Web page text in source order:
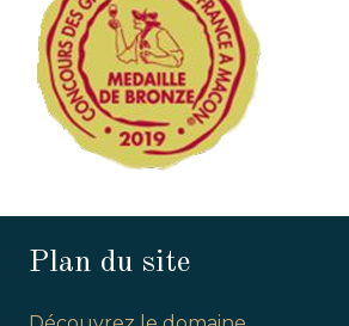
Plan du site